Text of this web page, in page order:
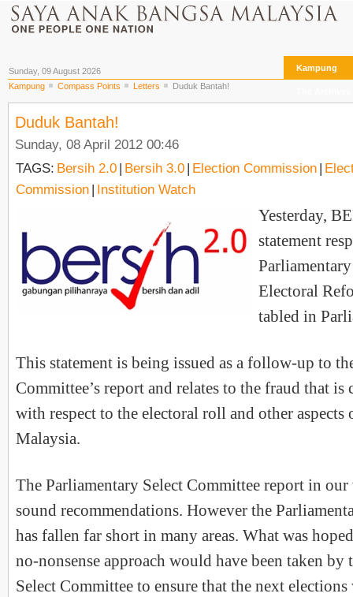
Sunday, 09 August 2026 Kampung
Kampung Compass Points Letters Duduk Bantah!
Duduk Bantah!
Sunday, 08 April 2012 00:46
TAGS: Bersih 2.0 | Bersih 3.0 | Election Commission |
Commission | Institution Watch
Yesterday,
statement
Electoral
tabled in
This statement is being issued as a follow-up to
Committee’s report and relates to the fraud that
with respect to the electoral roll and other aspects
Malaysia.
The Parliamentary Select Committee report in
sound recommendations. However the
has fallen far short in many areas. What was
no-nonsense approach would have been taken by
Select Committee to ensure that the next